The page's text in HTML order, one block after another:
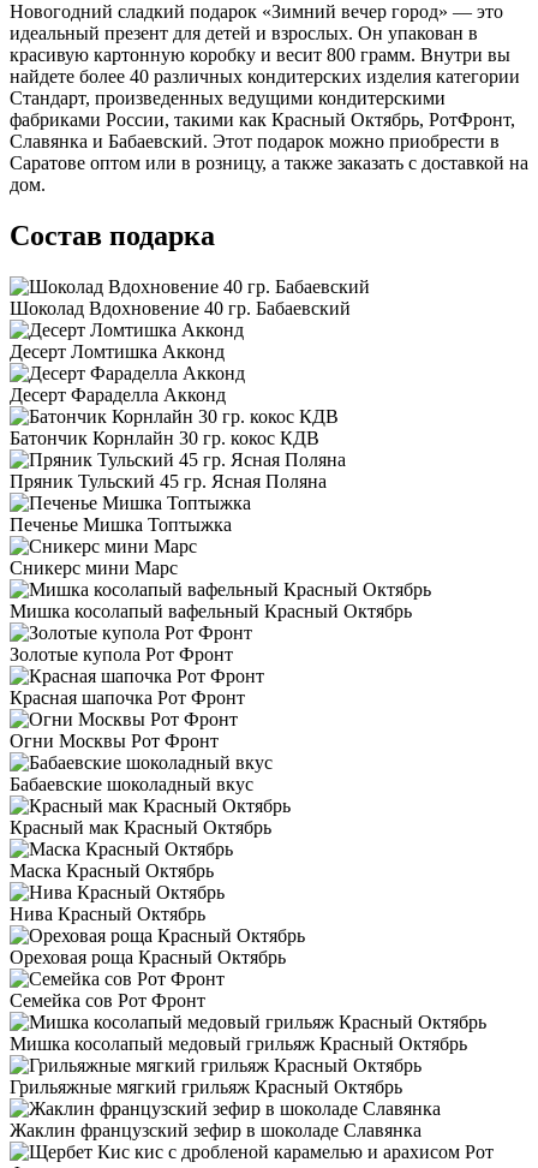
Новогодний сладкий подарок «Зимний вечер город» — это
идеальный презент для детей и взрослых. Он упакован в
красивую картонную коробку и весит 800 грамм. Внутри вы
найдете более 40 различных кондитерских изделия категории
Стандарт, произведенных ведущими кондитерскими
фабриками России, такими как Красный Октябрь, РотФронт,
Славянка и Бабаевский. Этот подарок можно приобрести в
Саратове оптом или в розницу, а также заказать с доставкой на
дом.
Состав подарка
Шоколад Вдохновение 40 гр. Бабаевский
Десерт Ломтишка Акконд
Десерт Фараделла Акконд
Батончик Корнлайн 30 гр. кокос КДВ
Пряник Тульский 45 гр. Ясная Поляна
Печенье Мишка Топтыжка
Сникерс мини Марс
Мишка косолапый вафельный Красный Октябрь
Золотые купола Рот Фронт
Красная шапочка Рот Фронт
Огни Москвы Рот Фронт
Бабаевские шоколадный вкус
Красный мак Красный Октябрь
Маска Красный Октябрь
Нива Красный Октябрь
Ореховая роща Красный Октябрь
Семейка сов Рот Фронт
Мишка косолапый медовый грильяж Красный Октябрь
Грильяжные мягкий грильяж Красный Октябрь
Жаклин французский зефир в шоколаде Славянка